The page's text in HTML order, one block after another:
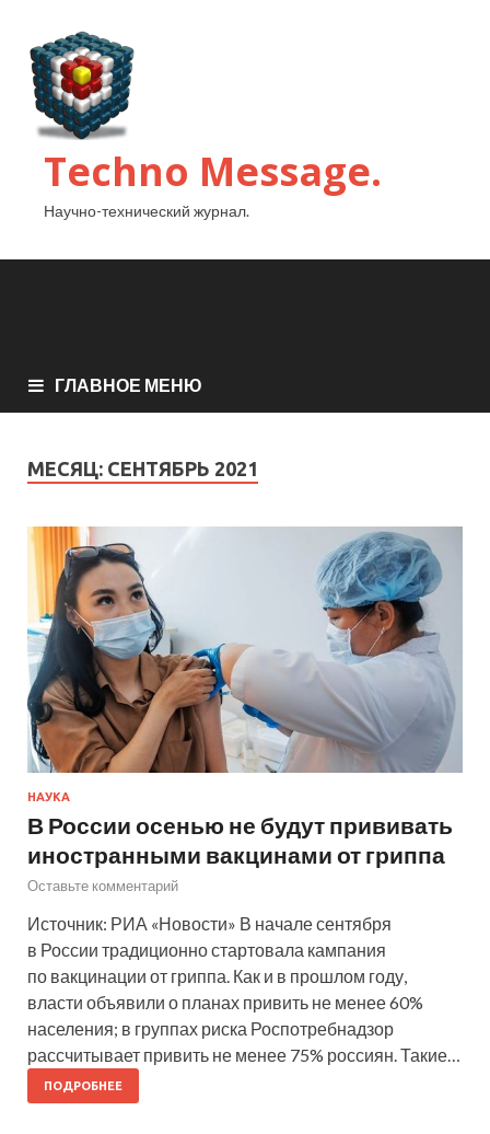
Techno Message.
Научно-технический журнал.
ГЛАВНОЕ МЕНЮ
МЕСЯЦ: СЕНТЯБРЬ 2021
НАУКА
В России осенью не будут прививать
иностранными вакцинами от гриппа
Оставьте комментарий
Источник: РИА «Новости» В начале сентября
в России традиционно стартовала кампания
по вакцинации от гриппа. Как и в прошлом году,
власти объявили о планах привить не менее 60%
населения; в группах риска Роспотребнадзор
рассчитывает привить не менее 75% россиян. Такие…
ПОДРОБНЕЕ